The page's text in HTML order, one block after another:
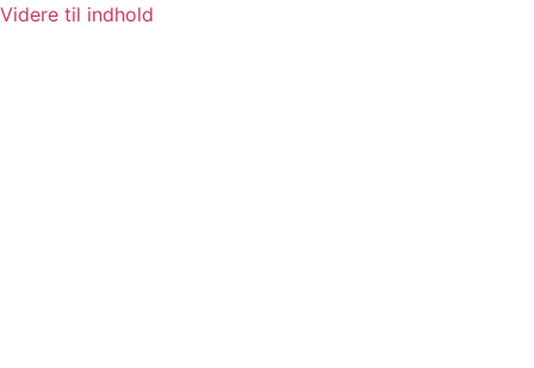
Videre til indhold